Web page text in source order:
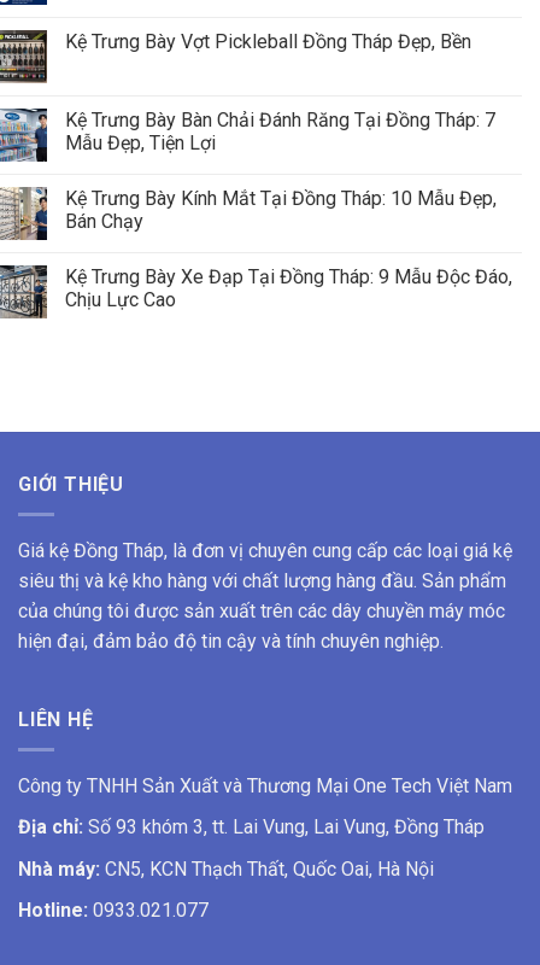
Kệ Trưng Bày Vợt Pickleball Đồng Tháp Đẹp, Bền
Kệ Trưng Bày Bàn Chải Đánh Răng Tại Đồng Tháp: 7
Mẫu Đẹp, Tiện Lợi
Kệ Trưng Bày Kính Mắt Tại Đồng Tháp: 10 Mẫu Đẹp,
Bán Chạy
Kệ Trưng Bày Xe Đạp Tại Đồng Tháp: 9 Mẫu Độc Đáo,
Chịu Lực Cao
GIỚI THIỆU
Giá kệ Đồng Tháp, là đơn vị chuyên cung cấp các loại giá kệ
siêu thị và kệ kho hàng với chất lượng hàng đầu. Sản phẩm
của chúng tôi được sản xuất trên các dây chuyền máy móc
hiện đại, đảm bảo độ tin cậy và tính chuyên nghiệp.
LIÊN HỆ
Công ty TNHH Sản Xuất và Thương Mại One Tech Việt Nam
Địa chỉ: Số 93 khóm 3, tt. Lai Vung, Lai Vung, Đồng Tháp
Nhà máy: CN5, KCN Thạch Thất, Quốc Oai, Hà Nội
Hotline: 0933.021.077